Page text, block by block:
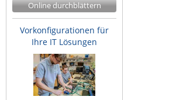
News zu unseren Herstellern
Online durchblättern
Vorkonfigurationen für
Ihre IT Lösungen